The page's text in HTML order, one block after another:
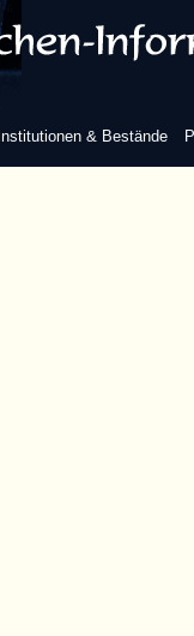
Institutionen & Bestände